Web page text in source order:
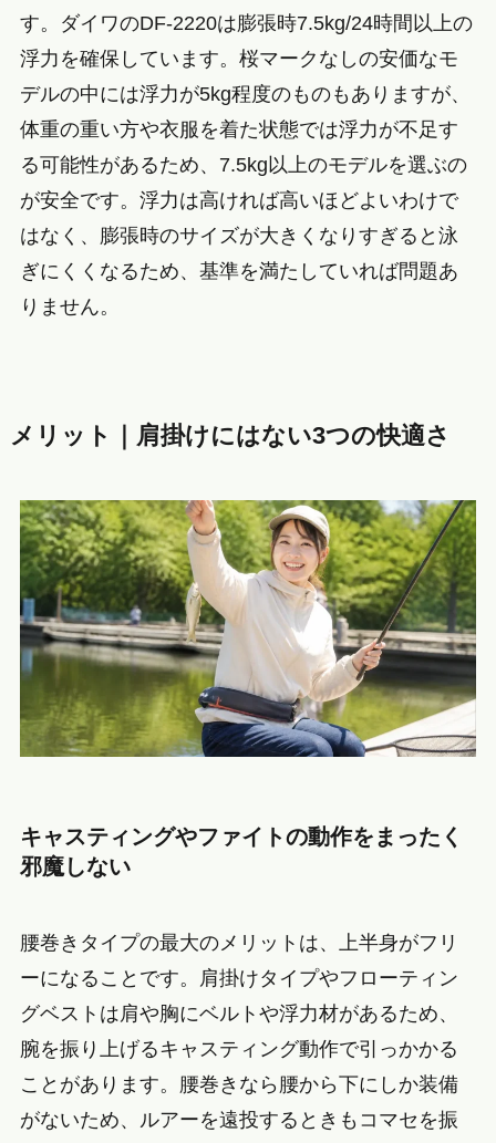
す。ダイワのDF-2220は膨張時7.5kg/24時間以上の
浮力を確保しています。桜マークなしの安価なモ
デルの中には浮力が5kg程度のものもありますが、
体重の重い方や衣服を着た状態では浮力が不足す
る可能性があるため、7.5kg以上のモデルを選ぶの
が安全です。浮力は高ければ高いほどよいわけで
はなく、膨張時のサイズが大きくなりすぎると泳
ぎにくくなるため、基準を満たしていれば問題あ
りません。
メリット｜肩掛けにはない3つの快適さ
キャスティングやファイトの動作をまったく
邪魔しない
腰巻きタイプの最大のメリットは、上半身がフリ
ーになることです。肩掛けタイプやフローティン
グベストは肩や胸にベルトや浮力材があるため、
腕を振り上げるキャスティング動作で引っかかる
ことがあります。腰巻きなら腰から下にしか装備
がないため、ルアーを遠投するときもコマセを振